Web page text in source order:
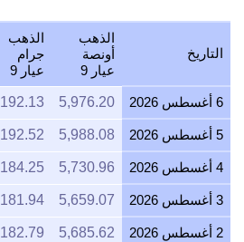
التاريخ
الذهب
أونصة
عيار 9
الذهب
جرام
عيار 9
6 أغسطس 2026 5,976.20
192.13
5 أغسطس 2026 5,988.08
192.52
4 أغسطس 2026 5,730.96
184.25
3 أغسطس 2026 5,659.07
181.94
2 أغسطس 2026 5,685.62
182.79